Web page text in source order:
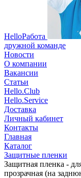
HelloРабота
дружной команде
Новости
О компании
Вакансии
Статьи
Hello.Club
Hello.Service
Доставка
Личный кабинет
Контакты
Главная
Каталог
Защитные пленки
Защитная пленка -
прозрачная (на